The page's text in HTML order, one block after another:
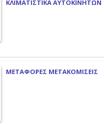
ΚΛΙΜΑΤΙΣΤΙΚΑ ΑΥΤΟΚΙΝΗΤΩΝ
ΜΕΤΑΦΟΡΕΣ ΜΕΤΑΚΟΜΙΣΕΙΣ